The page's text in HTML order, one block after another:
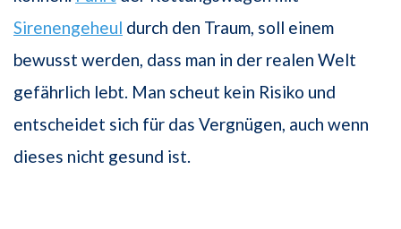
Sirenengeheul durch den Traum, soll einem
bewusst werden, dass man in der realen Welt
gefährlich lebt. Man scheut kein Risiko und
entscheidet sich für das Vergnügen, auch wenn
dieses nicht gesund ist.